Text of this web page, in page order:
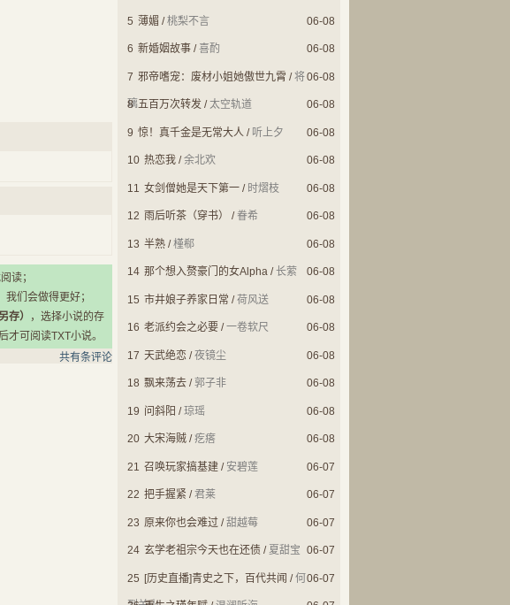
读；
们会做得更好；
存）
，选择小说的存
可阅读TXT小说。
共有条评论
06-08
5 薄媚 /桃梨不言
06-08
6 新婚姻故事 /喜酌
06-08
7 邪帝嗜宠：废材小姐她傲世九霄 /将
璃 06-08
8 五百万次转发 /太空轨道
06-08
9 惊！真千金是无常大人 / 听上夕
06-08
10 热恋我 /余北欢
06-08
11 女剑僧她是天下第一 / 时熠枝
06-08
12 雨后听茶（穿书） / 眷希
06-08
13 半熟 /槿郗
06-08
14 那个想入赘豪门的女Alpha /长萦
06-08
15 市井娘子养家日常 /荷风送
06-08
16 老派约会之必要 /一卷软尺
06-08
17 天武绝恋 /夜镜尘
06-08
18 飘来荡去 /郭子非
06-08
19 问斜阳 /琼瑶
06-08
20 大宋海贼 /疙瘩
06-07
21 召唤玩家搞基建 / 安碧莲
06-07
22 把手握紧 /君莱
06-07
23 原来你也会难过 /甜越莓
06-07
24 玄学老祖宗今天也在还债 / 夏甜宝
06-07
25 [历史直播]青史之下，百代共闻 /何